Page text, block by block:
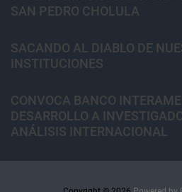
SAN PEDRO CHOLULA
SACANDO AL DIABLO DE
INSTITUCIONES
CONVOCA BANCO
DESARROLLO A
ANÁLISIS INTERNACIONAL